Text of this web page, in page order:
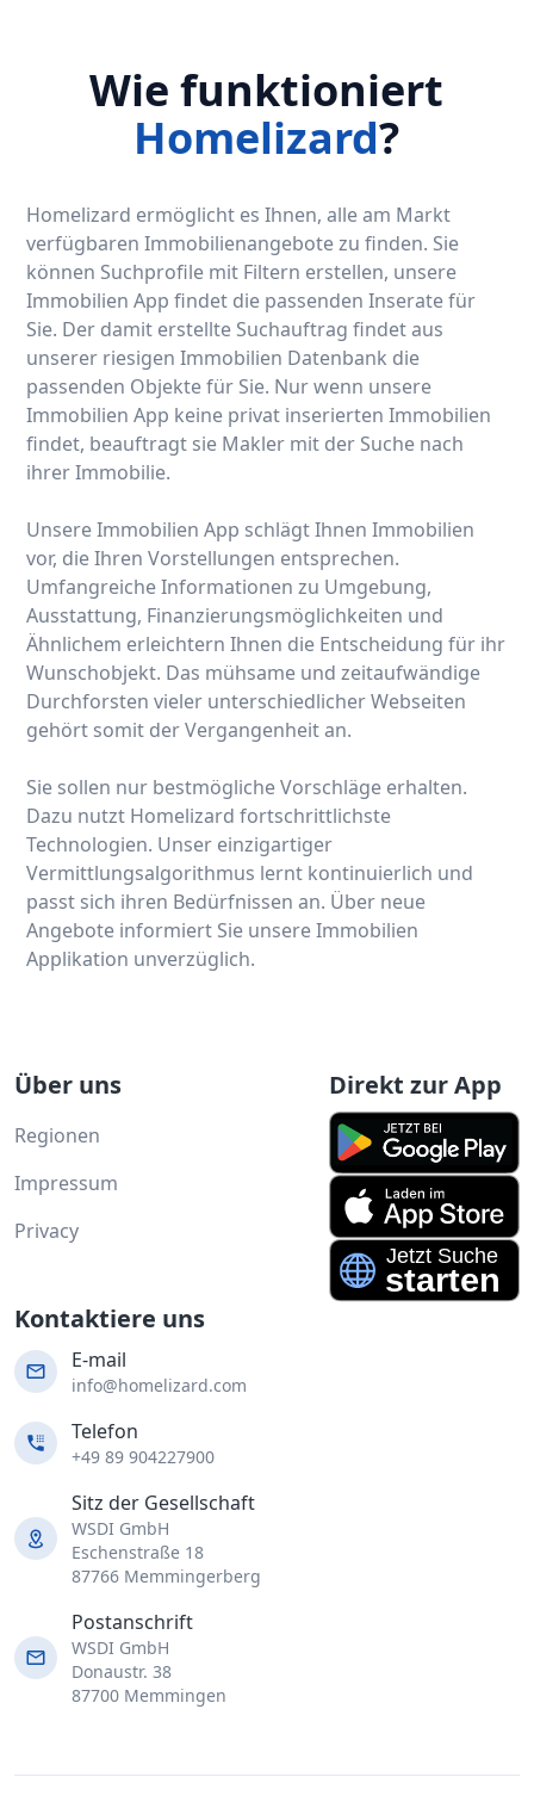
Wie funktioniert
Homelizard?
Homelizard ermöglicht es Ihnen, alle am Markt
verfügbaren Immobilienangebote zu finden. Sie
können Suchprofile mit Filtern erstellen, unsere
Immobilien App findet die passenden Inserate für
Sie. Der damit erstellte Suchauftrag findet aus
unserer riesigen Immobilien Datenbank die
passenden Objekte für Sie. Nur wenn unsere
Immobilien App keine privat inserierten Immobilien
findet, beauftragt sie Makler mit der Suche nach
ihrer Immobilie.
Unsere Immobilien App schlägt Ihnen Immobilien
vor, die Ihren Vorstellungen entsprechen.
Umfangreiche Informationen zu Umgebung,
Ausstattung, Finanzierungsmöglichkeiten und
Ähnlichem erleichtern Ihnen die Entscheidung für ihr
Wunschobjekt. Das mühsame und zeitaufwändige
Durchforsten vieler unterschiedlicher Webseiten
gehört somit der Vergangenheit an.
Sie sollen nur bestmögliche Vorschläge erhalten.
Dazu nutzt Homelizard fortschrittlichste
Technologien. Unser einzigartiger
Vermittlungsalgorithmus lernt kontinuierlich und
passt sich ihren Bedürfnissen an. Über neue
Angebote informiert Sie unsere Immobilien
Applikation unverzüglich.
Über uns
Regionen
Impressum
Privacy
Direkt zur App
Kontaktiere uns
E-mail
info@homelizard.com
Telefon
+49 89 904227900
Sitz der Gesellschaft
WSDI GmbH
Eschenstraße 18
87766 Memmingerberg
Postanschrift
WSDI GmbH
Donaustr. 38
87700 Memmingen